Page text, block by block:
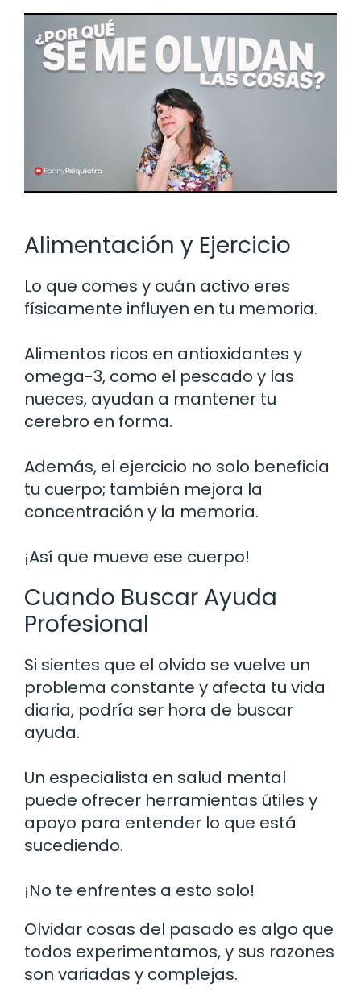
Alimentación y Ejercicio
Lo que comes y cuán activo eres
físicamente influyen en tu memoria.
Alimentos ricos en antioxidantes y
omega-3, como el pescado y las
nueces, ayudan a mantener tu
cerebro en forma.
Además, el ejercicio no solo beneficia
tu cuerpo; también mejora la
concentración y la memoria.
¡Así que mueve ese cuerpo!
Cuando Buscar Ayuda
Profesional
Si sientes que el olvido se vuelve un
problema constante y afecta tu vida
diaria, podría ser hora de buscar
ayuda.
Un especialista en salud mental
puede ofrecer herramientas útiles y
apoyo para entender lo que está
sucediendo.
¡No te enfrentes a esto solo!
Olvidar cosas del pasado es algo que
todos experimentamos, y sus razones
son variadas y complejas.